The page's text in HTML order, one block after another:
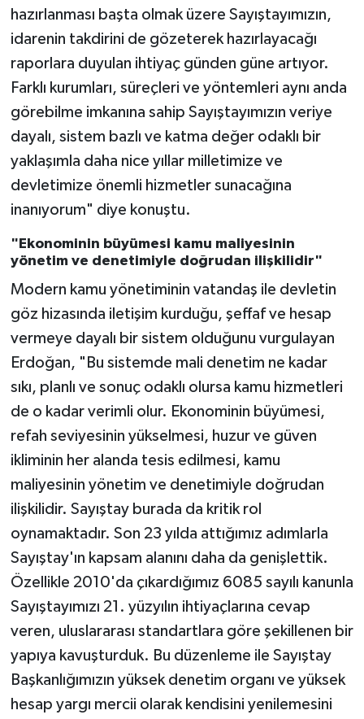
hazırlanması başta olmak üzere Sayıştayımızın,
idarenin takdirini de gözeterek hazırlayacağı
raporlara duyulan ihtiyaç günden güne artıyor.
Farklı kurumları, süreçleri ve yöntemleri aynı anda
görebilme imkanına sahip Sayıştayımızın veriye
dayalı, sistem bazlı ve katma değer odaklı bir
yaklaşımla daha nice yıllar milletimize ve
devletimize önemli hizmetler sunacağına
inanıyorum" diye konuştu.
"Ekonominin büyümesi kamu maliyesinin
yönetim ve denetimiyle doğrudan ilişkilidir"
Modern kamu yönetiminin vatandaş ile devletin
göz hizasında iletişim kurduğu, şeffaf ve hesap
vermeye dayalı bir sistem olduğunu vurgulayan
Erdoğan, "Bu sistemde mali denetim ne kadar
sıkı, planlı ve sonuç odaklı olursa kamu hizmetleri
de o kadar verimli olur. Ekonominin büyümesi,
refah seviyesinin yükselmesi, huzur ve güven
ikliminin her alanda tesis edilmesi, kamu
maliyesinin yönetim ve denetimiyle doğrudan
ilişkilidir. Sayıştay burada da kritik rol
oynamaktadır. Son 23 yılda attığımız adımlarla
Sayıştay'ın kapsam alanını daha da genişlettik.
Özellikle 2010'da çıkardığımız 6085 sayılı kanunla
Sayıştayımızı 21. yüzyılın ihtiyaçlarına cevap
veren, uluslararası standartlara göre şekillenen bir
yapıya kavuşturduk. Bu düzenleme ile Sayıştay
Başkanlığımızın yüksek denetim organı ve yüksek
hesap yargı mercii olarak kendisini yenilemesini